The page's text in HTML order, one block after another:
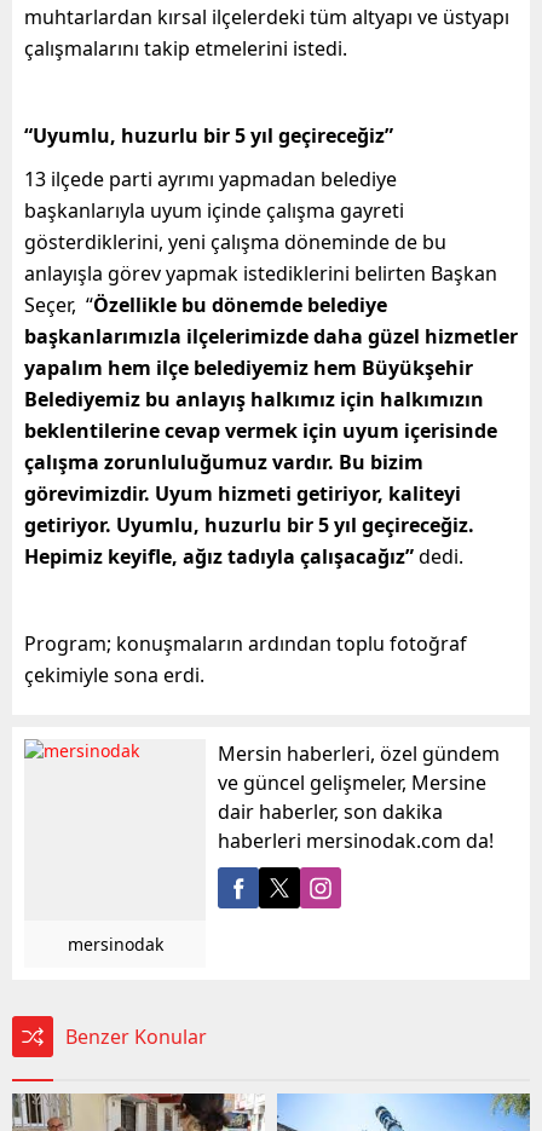
muhtarlardan kırsal ilçelerdeki tüm altyapı ve üstyapı
çalışmalarını takip etmelerini istedi.
“Uyumlu, huzurlu bir 5 yıl geçireceğiz”
13 ilçede parti ayrımı yapmadan belediye
başkanlarıyla uyum içinde çalışma gayreti
gösterdiklerini, yeni çalışma döneminde de bu
anlayışla görev yapmak istediklerini belirten Başkan
Seçer, “Özellikle bu dönemde belediye
başkanlarımızla ilçelerimizde daha güzel hizmetler
yapalım hem ilçe belediyemiz hem Büyükşehir
Belediyemiz bu anlayış halkımız için halkımızın
beklentilerine cevap vermek için uyum içerisinde
çalışma zorunluluğumuz vardır. Bu bizim
görevimizdir. Uyum hizmeti getiriyor, kaliteyi
getiriyor. Uyumlu, huzurlu bir 5 yıl geçireceğiz.
Hepimiz keyifle, ağız tadıyla çalışacağız”dedi.
Program; konuşmaların ardından toplu fotoğraf
çekimiyle sona erdi.
mersinodak
Mersin haberleri, özel gündem
ve güncel gelişmeler, Mersine
dair haberler, son dakika
haberleri mersinodak.com da!
Benzer Konular